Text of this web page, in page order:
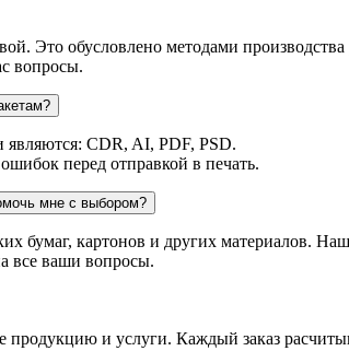
Это обусловлено методами
вопросы.
CDR, AI, PDF, PSD.
перед отправкой в печать.
мне с выбором?
бумаг, картонов и других материалов.
все ваши вопросы.
продукцию и услуги. Каждый заказ